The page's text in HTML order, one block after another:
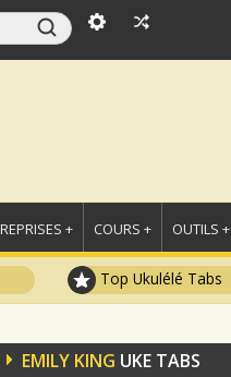
REPRISES + COURS + OUTILS +
Top Ukulélé Tabs
EMILY KING UKE TABS